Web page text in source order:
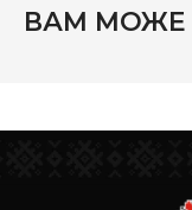
ВАМ МОЖЕ